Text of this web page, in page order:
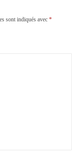
sont indiqués avec *